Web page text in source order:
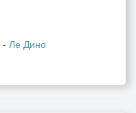
- Ле Дино